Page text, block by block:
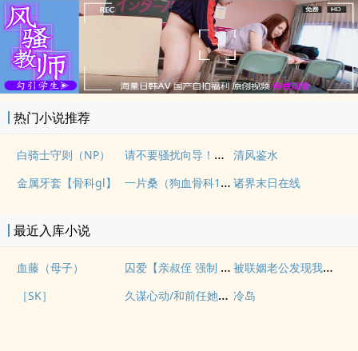
热门小说推荐
白骑士守则（NP） 请不要骚扰向导！（哨向NPH）
清风鉴水
金属牙套【骨科gl】
一片桑（狗血骨科1v1） 诸界末日在线
最近入库小说
血藤（母子） 囚爱【亲叔侄 强制 1v1 H】 被联姻老公发现我写po文后
［SK］ 久谋心动/和前任她小姨先婚后爱 冷岛